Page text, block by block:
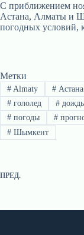
С приближением
Астана, Алматы и
погодных условий,
Метки
#Almaty #Астана
#гололед #дождь
#погоды #
#Шымкент
ПРЕД.